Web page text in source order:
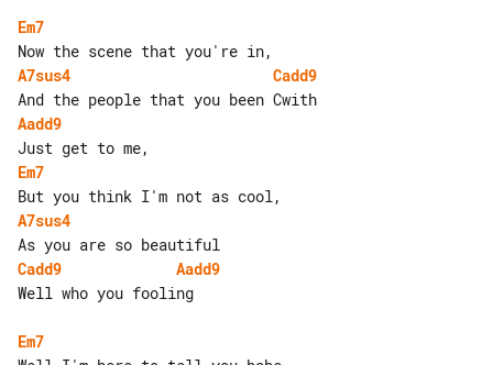
Em7
A7sus4
Cadd9
Aadd9
Em7
A7sus4
Cadd9
Aadd9
Well who you fooling
Em7